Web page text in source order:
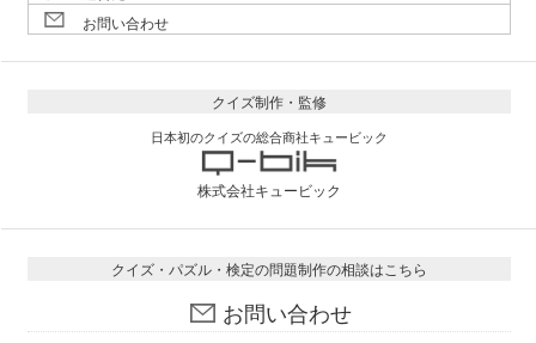
お問い合わせ
クイズ制作・監修
日本初のクイズの総合商社キュービック
株式会社キュービック
クイズ・パズル・検定の問題制作の相談はこちら
お問い合わせ